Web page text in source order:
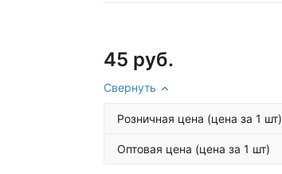
45 руб.
Свернуть
Розничная цена (цена за 1 шт)
Оптовая цена (цена за 1 шт)